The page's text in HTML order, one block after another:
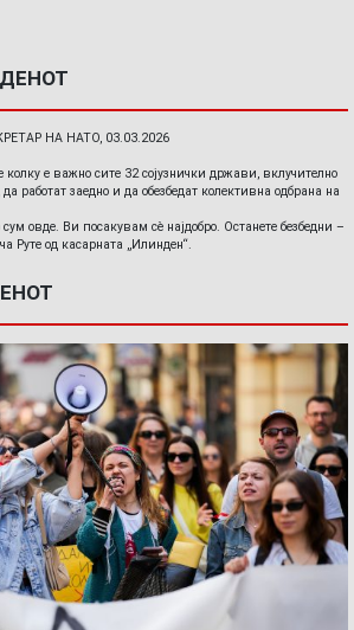
НА НАТО, 03.03.2026
колку е важно сите 32 сојузнички држави, вклучително
работат заедно и да обезбедат колективна одбрана на
овде. Ви посакувам сè најдобро. Останете безбедни –
Руте од касарната „Илинден“.